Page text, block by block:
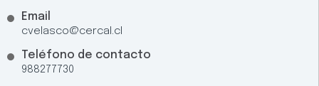
Email
cvelasco@cercal.cl
Teléfono de contacto
988277730